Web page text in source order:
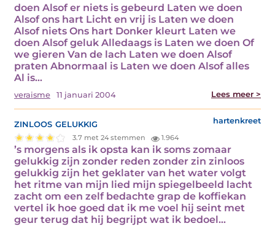
doen Alsof er niets is gebeurd Laten we doen
Alsof ons hart Licht en vrij is Laten we doen
Alsof niets Ons hart Donker kleurt Laten we
doen Alsof geluk Alledaags is Laten we doen Of
we gieren Van de lach Laten we doen Alsof
praten Abnormaal is Laten we doen Alsof alles
Al is…
veraisme 11 januari 2004 Lees meer >
zinloos gelukkig hartenkreet
3.7 met 24 stemmen 1.964
’s morgens als ik opsta kan ik soms zomaar
gelukkig zijn zonder reden zonder zin zinloos
gelukkig zijn het geklater van het water volgt
het ritme van mijn lied mijn spiegelbeeld lacht
zacht om een zelf bedachte grap de koffiekan
vertel ik hoe goed dat ik me voel hij seint met
geur terug dat hij begrijpt wat ik bedoel…